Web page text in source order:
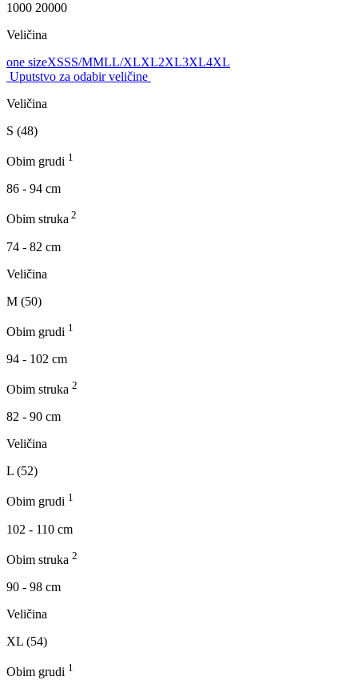
1000 20000
Veličina
one sizeXSSS/MMLL/XLXL2XL3XL4XL
Uputstvo za odabir veličine
Veličina
S (48)
Obim grudi 1
86 - 94 cm
Obim struka 2
74 - 82 cm
Veličina
M (50)
Obim grudi 1
94 - 102 cm
Obim struka 2
82 - 90 cm
Veličina
L (52)
Obim grudi 1
102 - 110 cm
Obim struka 2
90 - 98 cm
Veličina
XL (54)
Obim grudi 1